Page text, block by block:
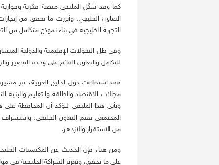
كما وقد شكّل الملتقى منصة فكرية
التعاون الخليجي، وأبرزت ما تحقق من
التجربة الخليجية في بناء نموذج متكامل
وفي ظل التحولات الإقليمية والدولية
للتكامل والتعاون القائم على وحدة المصير
فقد استطاعت دول الخليج العربية، عبر
مجالات الاقتصاد والطاقة والتعليم والبنية
ويأتي هذا الملتقى ليؤكد أن المحافظة
المجتمعي بقيم التعاون الخليجي،
من الاستقرار والازدهار.
ومن هنا، فإن الحديث عن المكتسبات
على ما تحقق، وتعزيز الشراكة الخليجية في